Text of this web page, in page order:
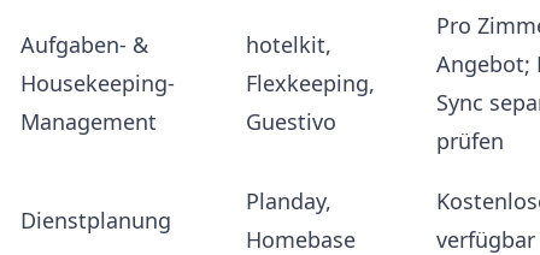
Aufgaben- &
Housekeeping-
Management
hotelkit,
Flexkeeping,
Guestivo
Pro
Angebot;
Sync
prüfen
Dienstplanung
Planday,
Homebase
verfügbar